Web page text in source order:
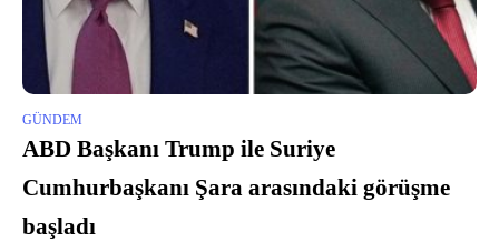
GÜNDEM
ABD Başkanı Trump ile Suriye
Cumhurbaşkanı Şara arasındaki görüşme
başladı